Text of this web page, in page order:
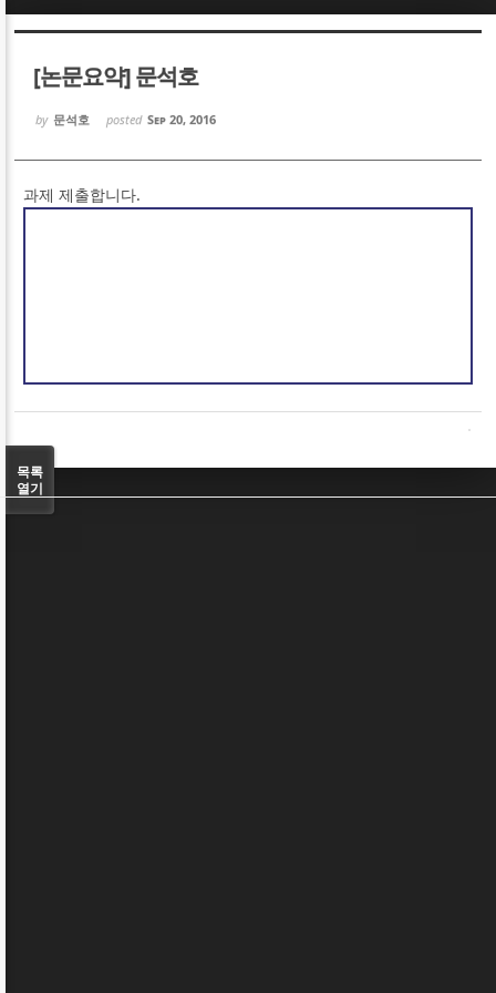
[논문요약] 문석호
by 문석호 posted Sep 20, 2016
과제 제출합니다.
목록
열기
Sketchbook5, 스케치북5
Sketchbook5, 스케치북5
Sketchbook5, 스케치북5
Sketchbook5, 스케치북5